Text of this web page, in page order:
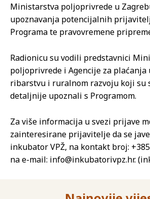
Ministarstva poljoprivrede u
upoznavanja potencijalnih
Programa te pravovremene
Radionicu su vodili predstavnici
poljoprivrede i Agencije za
ribarstvu i ruralnom razvoju koji su
detaljnije upoznali s Programom.
Za više informacija u svezi prijave
zainteresirane prijavitelje da se
inkubator VPŽ, na kontakt broj:
na e-mail: info@inkubatorivpz.hr.